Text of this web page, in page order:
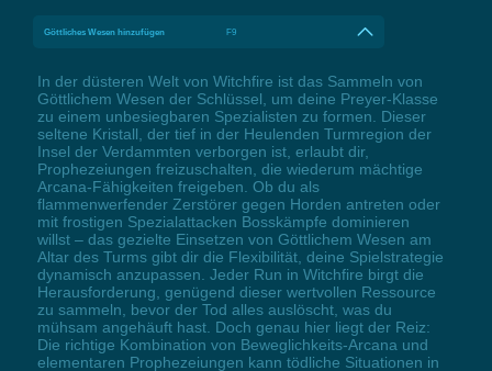
Göttliches Wesen hinzufügen F9
In der düsteren Welt von Witchfire ist das Sammeln von
Göttlichem Wesen der Schlüssel, um deine Preyer-Klasse
zu einem unbesiegbaren Spezialisten zu formen. Dieser
seltene Kristall, der tief in der Heulenden Turmregion der
Insel der Verdammten verborgen ist, erlaubt dir,
Prophezeiungen freizuschalten, die wiederum mächtige
Arcana-Fähigkeiten freigeben. Ob du als
flammenwerfender Zerstörer gegen Horden antreten oder
mit frostigen Spezialattacken Bosskämpfe dominieren
willst – das gezielte Einsetzen von Göttlichem Wesen am
Altar des Turms gibt dir die Flexibilität, deine Spielstrategie
dynamisch anzupassen. Jeder Run in Witchfire birgt die
Herausforderung, genügend dieser wertvollen Ressource
zu sammeln, bevor der Tod alles auslöscht, was du
mühsam angehäuft hast. Doch genau hier liegt der Reiz:
Die richtige Kombination von Beweglichkeits-Arcana und
elementaren Prophezeiungen kann tödliche Situationen in